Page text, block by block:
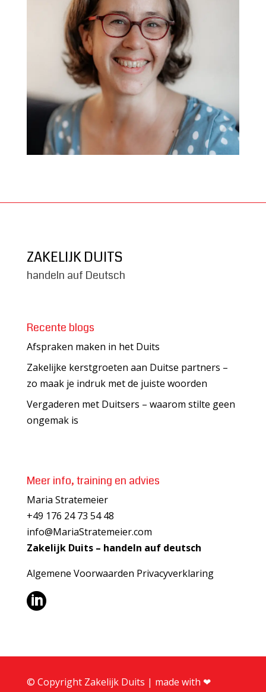
ZAKELIJK DUITS
handeln auf Deutsch
Recente blogs
Afspraken maken in het Duits
Zakelijke kerstgroeten aan Duitse partners –
zo maak je indruk met de juiste woorden
Vergaderen met Duitsers – waarom stilte geen
ongemak is
Meer info, training en advies
Maria Stratemeier
+49 176 24 73 54 48
info@MariaStratemeier.com
Zakelijk Duits – handeln auf deutsch
Algemene Voorwaarden Privacyverklaring

© Copyright Zakelijk Duits | made with ❤︎